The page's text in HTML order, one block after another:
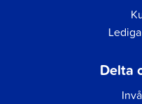
Delta